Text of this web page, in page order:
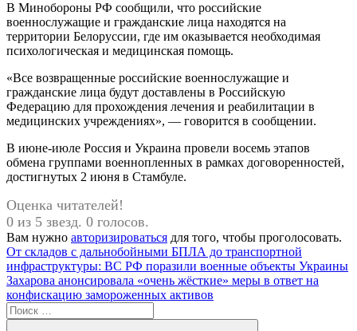
В Минобороны РФ сообщили, что российские
военнослужащие и гражданские лица находятся на
территории Белоруссии, где им оказывается необходимая
психологическая и медицинская помощь.
«Все возвращенные российские военнослужащие и
гражданские лица будут доставлены в Российскую
Федерацию для прохождения лечения и реабилитации в
медицинских учреждениях», — говорится в сообщении.
В июне-июле Россия и Украина провели восемь этапов
обмена группами военнопленных в рамках договоренностей,
достигнутых 2 июня в Стамбуле.
Оценка читателей!
0 из 5 звезд. 0 голосов.
Вам нужно авторизироваться для того, чтобы проголосовать.
Навигация
по
записям
Предыдущая
запись:
От складов с дальнобойными БПЛА до транспортной
инфраструктуры: ВС РФ поразили военные объекты Украины
Следующая
запись:
Захарова анонсировала «очень жёсткие» меры в ответ на
конфискацию замороженных активов
Поиск
для: